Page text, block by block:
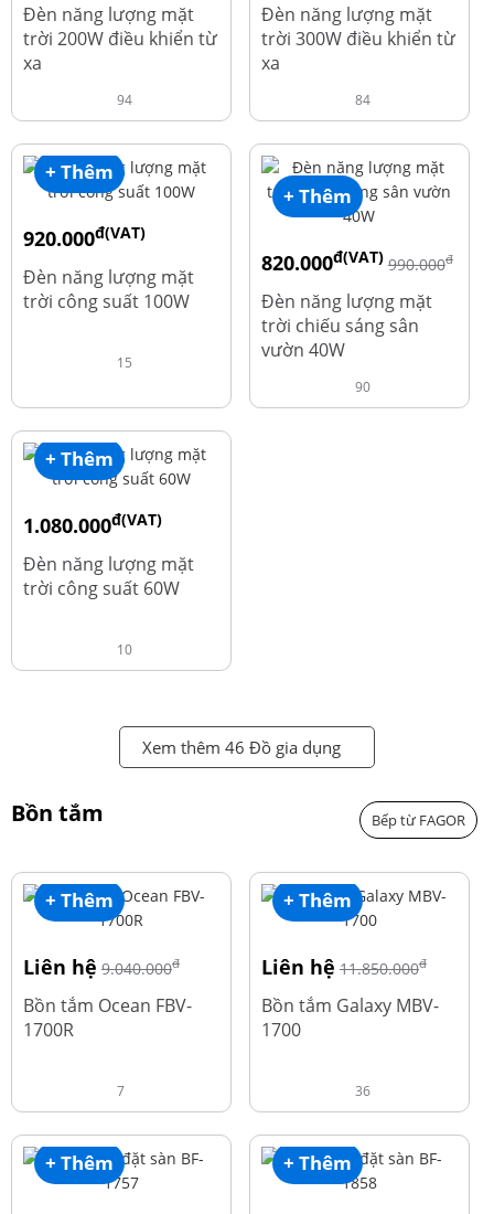
Đèn năng lượng mặt
trời 200W điều khiển từ
xa
94
Đèn năng lượng mặt
trời 300W điều khiển từ
xa
84
+ Thêm
920.000đ(VAT)
Đèn năng lượng mặt
trời công suất 100W
15
+ Thêm
820.000đ(VAT) 990.000đ
Đèn năng lượng mặt
trời chiếu sáng sân
vườn 40W
90
+ Thêm
1.080.000đ(VAT)
Đèn năng lượng mặt
trời công suất 60W
10
Xem thêm 46 Đồ gia dụng
Bồn tắm Bếp từ FAGOR
+ Thêm
Liên hệ 9.040.000đ
Bồn tắm Ocean FBV-
1700R
7
+ Thêm
Liên hệ 11.850.000đ
Bồn tắm Galaxy MBV-
1700
36
+ Thêm + Thêm